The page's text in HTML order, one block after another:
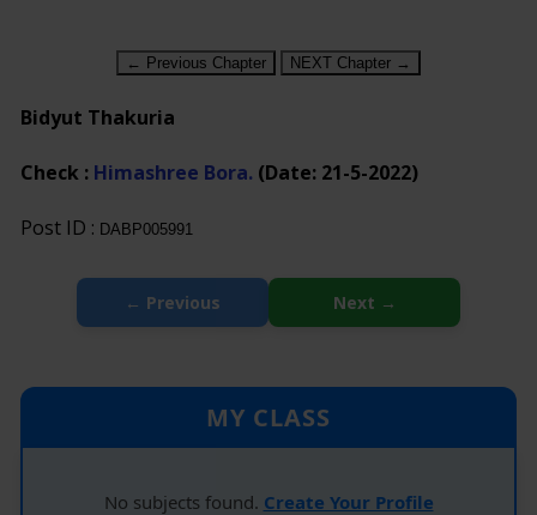
← Previous Chapter NEXT Chapter →
Bidyut Thakuria
Check : Himashree Bora. (Date: 21-5-2022)
Post ID : DABP005991
← Previous Next →
MY CLASS
No subjects found. Create Your Profile